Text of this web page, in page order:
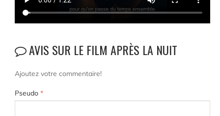
AVIS SUR LE FILM APRÈS LA NUIT
Ajoutez votre commentaire!
Pseudo *